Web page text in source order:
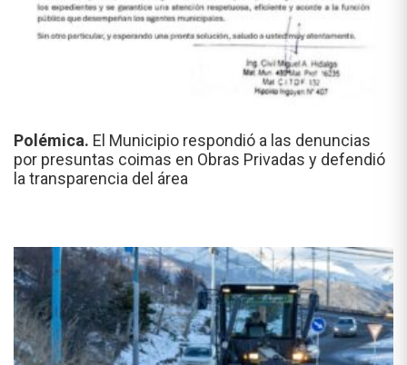
Polémica. El Municipio respondió a las denuncias
por presuntas coimas en Obras Privadas y defendió
la transparencia del área